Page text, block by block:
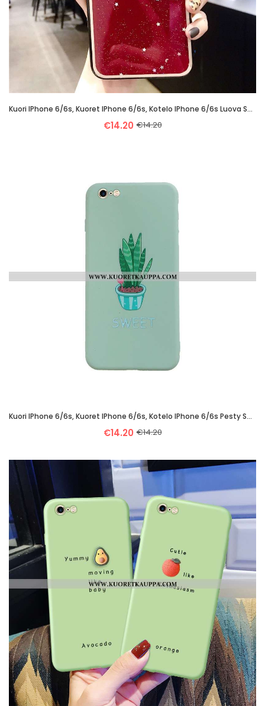
Kuori IPhone 6/6s, Kuoret IPhone 6/6s, Kotelo IPhone 6/6s Luova Suojaus Punainen Persoonallisuus
€14.20 €14.20
Kuori IPhone 6/6s, Kuoret IPhone 6/6s, Kotelo IPhone 6/6s Pesty Suede Persoonallisuus Vihreä Suojaus
€14.20 €14.20